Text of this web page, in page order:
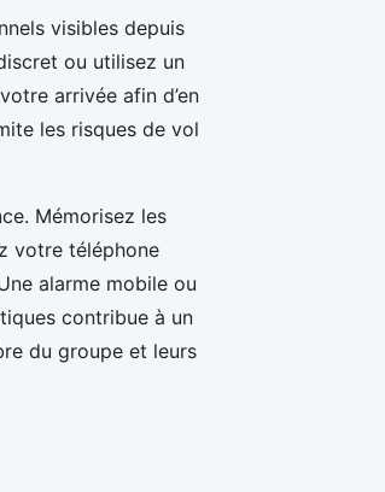
visibles depuis
ou utilisez un
arrivée afin d’en
les risques de vol
Mémorisez les
votre téléphone
alarme mobile ou
contribue à un
du groupe et leurs